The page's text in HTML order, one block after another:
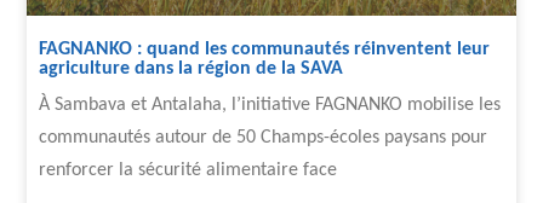
FAGNANKO : quand les communautés réinventent leur
agriculture dans la région de la SAVA
À Sambava et Antalaha, l’initiative FAGNANKO mobilise les
communautés autour de 50 Champs-écoles paysans pour
renforcer la sécurité alimentaire face